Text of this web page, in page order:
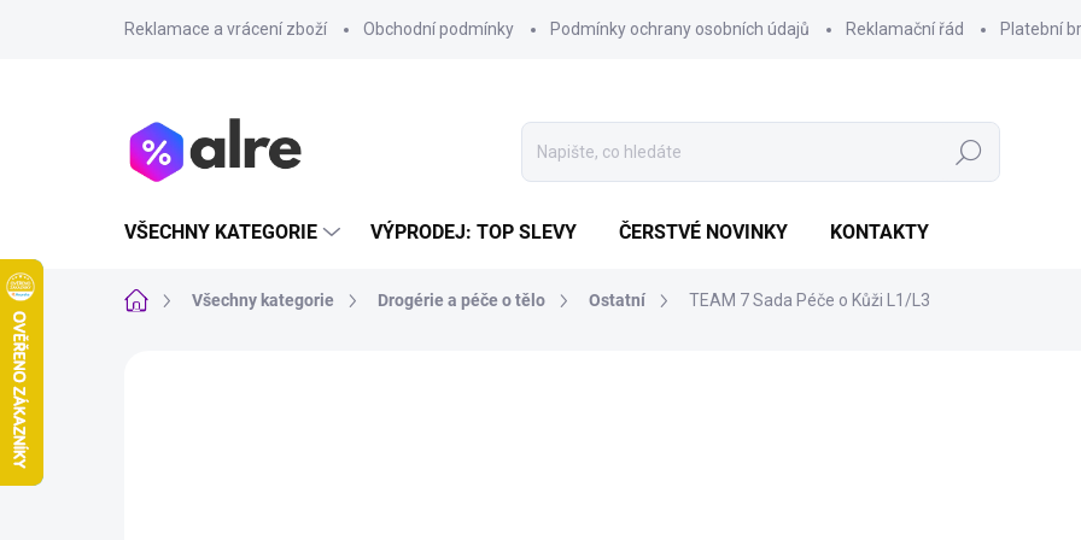
Reklamace a vrácení zboží Obchodní podmínky Podmínky ochrany osobních údajů Reklamační řád Platební
Hledat
VŠECHNY KATEGORIE VÝPRODEJ: TOP SLEVY ČERSTVÉ NOVINKY KONTAKTY
Domů Všechny kategorie Drogérie a péče o tělo Ostatní TEAM 7 Sada Péče o Kůži L1/L3